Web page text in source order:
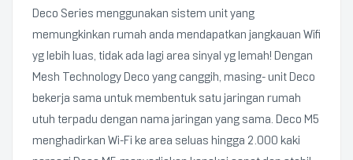
Deco Series menggunakan sistem unit yang
memungkinkan rumah anda mendapatkan jangkauan Wifi
yg lebih luas, tidak ada lagi area sinyal yg lemah! Dengan
Mesh Technology Deco yang canggih, masing- unit Deco
bekerja sama untuk membentuk satu jaringan rumah
utuh terpadu dengan nama jaringan yang sama. Deco M5
menghadirkan Wi-Fi ke area seluas hingga 2.000 kaki